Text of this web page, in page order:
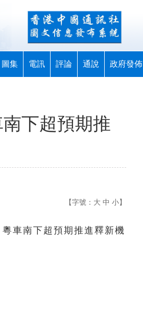
圖集 電訊 評論 通說 政府發佈
下超預期推
【字號： 大 中 小】
南下超預期推進釋新機